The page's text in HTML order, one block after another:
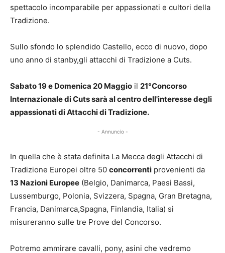
spettacolo incomparabile per appassionati e cultori della
Tradizione.
Sullo sfondo lo splendido Castello, ecco di nuovo, dopo
uno anno di stanby,gli attacchi di Tradizione a Cuts.
Sabato 19 e Domenica 20 Maggio il 21°Concorso
Internazionale di Cuts sarà al centro dell'interesse degli
appassionati di Attacchi di Tradizione.
- Annuncio -
In quella che è stata definita La Mecca degli Attacchi di
Tradizione Europei oltre 50 concorrenti provenienti da
13 Nazioni Europee (Belgio, Danimarca, Paesi Bassi,
Lussemburgo, Polonia, Svizzera, Spagna, Gran Bretagna,
Francia, Danimarca,Spagna, Finlandia, Italia) si
misureranno sulle tre Prove del Concorso.
Potremo ammirare cavalli, pony, asini che vedremo